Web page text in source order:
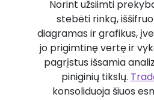
Norint užsiimti
stebėti rinką,
diagramas ir grafikus,
jo prigimtinę vertę ir
pagrįstus išsamia
piniginių tikslų.
konsoliduoja šiuos